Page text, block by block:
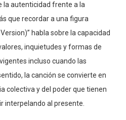
la autenticidad frente a la
que recordar a una figura
habla sobre la capacidad
inquietudes y formas de
incluso cuando las
la canción se convierte en
colectiva y del poder que tienen
interpelando al presente.